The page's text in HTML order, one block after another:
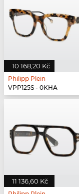
10 168,20 Kč
Philipp Plein
VPP125S - 0KHA
11 136,60 Kč